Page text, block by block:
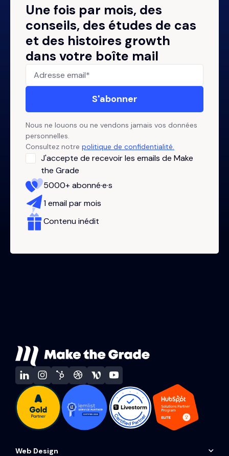
Une fois par mois, des
conseils, des études de cas
et des histoires growth
dans votre boîte mail
Nous ne louons ou ne vendons jamais vos données
personnelles.
Consultez notre politique de confidentialité.
J'accepte de recevoir les emails de Make
the Grade
5000+ abonné·e·s
1 email par mois
Contenu inédit
Web Design